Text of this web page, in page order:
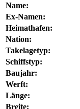
Name:
Ex-Namen:
Heimathafen:
Nation:
Takelagetyp:
Schiffstyp:
Baujahr:
Werft:
Länge:
Breite: